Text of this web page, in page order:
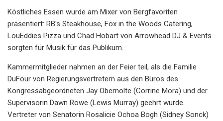
Köstliches Essen wurde am Mixer von Bergfavoriten
präsentiert: RB's Steakhouse, Fox in the Woods Catering,
LouEddies Pizza und Chad Hobart von Arrowhead DJ & Events
sorgten für Musik für das Publikum.
Kammermitglieder nahmen an der Feier teil, als die Familie
DuFour von Regierungsvertretern aus den Büros des
Kongressabgeordneten Jay Obernolte (Corrine Mora) und der
Supervisorin Dawn Rowe (Lewis Murray) geehrt wurde.
Vertreter von Senatorin Rosalicie Ochoa Bogh (Sidney Sonck)